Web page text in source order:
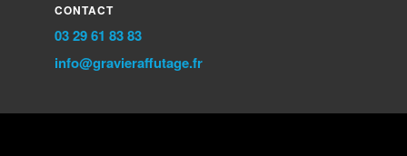
CONTACT
03 29 61 83 83
info@gravieraffutage.fr​